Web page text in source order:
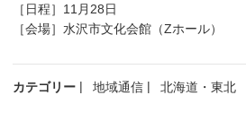
［日程］11月28日
［会場］水沢市文化会館（Zホール）
カテゴリー 地域通信 北海道・東北